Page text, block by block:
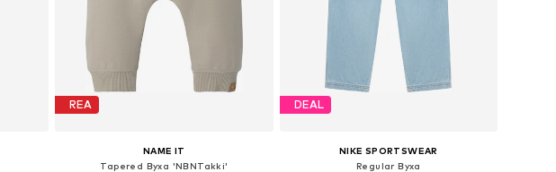
REA
NAME IT
Tapered Byxa 'NBNTakki'
DEAL
NIKE SPORTSWEAR
Regular Byxa